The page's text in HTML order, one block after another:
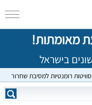
סוויטות רומנטיות למסיבת שחרור